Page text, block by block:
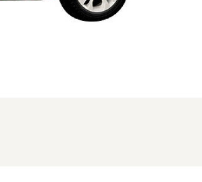
ント。仕様はグレードにより異なります (1/2枚)